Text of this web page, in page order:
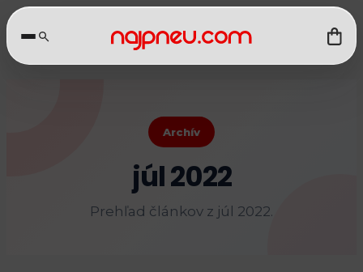
Archív
júl 2022
Prehľad článkov z júl 2022.